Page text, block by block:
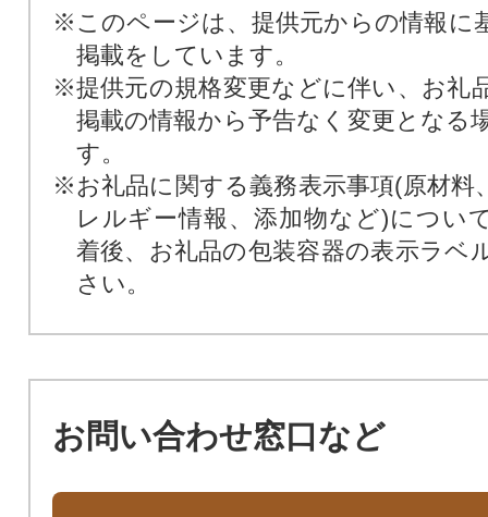
※このページは、提供元からの情報に
掲載をしています。
※提供元の規格変更などに伴い、お礼
掲載の情報から予告なく変更となる
す。
※お礼品に関する義務表示事項(原材料
レルギー情報、添加物など)につい
着後、お礼品の包装容器の表示ラベ
さい。
お問い合わせ窓口など